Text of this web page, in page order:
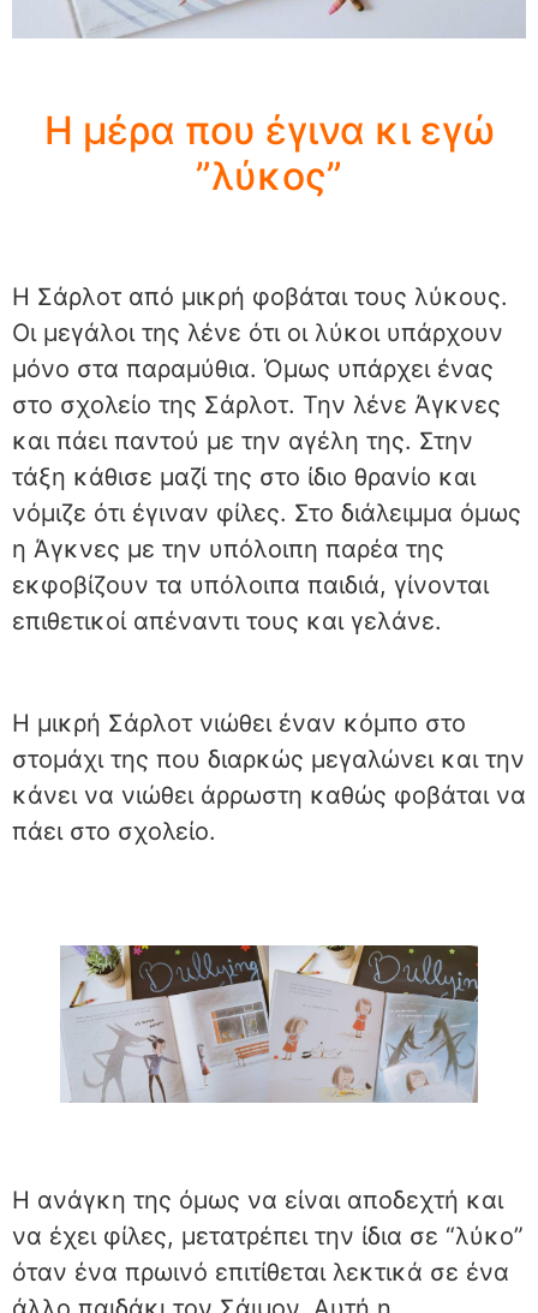
Η μέρα που έγινα κι εγώ
”λύκος”
Η Σάρλοτ από μικρή φοβάται τους λύκους.
Οι μεγάλοι της λένε ότι οι λύκοι υπάρχουν
μόνο στα παραμύθια. Όμως υπάρχει ένας
στο σχολείο της Σάρλοτ. Την λένε Άγκνες
και πάει παντού με την αγέλη της. Στην
τάξη κάθισε μαζί της στο ίδιο θρανίο και
νόμιζε ότι έγιναν φίλες. Στο διάλειμμα όμως
η Άγκνες με την υπόλοιπη παρέα της
εκφοβίζουν τα υπόλοιπα παιδιά, γίνονται
επιθετικοί απέναντι τους και γελάνε.
Η μικρή Σάρλοτ νιώθει έναν κόμπο στο
στομάχι της που διαρκώς μεγαλώνει και την
κάνει να νιώθει άρρωστη καθώς φοβάται να
πάει στο σχολείο.
Η ανάγκη της όμως να είναι αποδεχτή και
να έχει φίλες, μετατρέπει την ίδια σε “λύκο”
όταν ένα πρωινό επιτίθεται λεκτικά σε ένα